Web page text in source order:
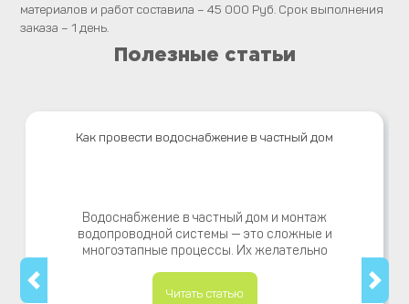
материалов и работ составила – 45 000 Руб. Срок выполнения
заказа – 1 день.
Полезные статьи
Как провести водоснабжение в частный дом
Водоснабжение в частный дом и монтаж
водопроводной системы — это сложные и
многоэтапные процессы. Их желательно
Читать статью